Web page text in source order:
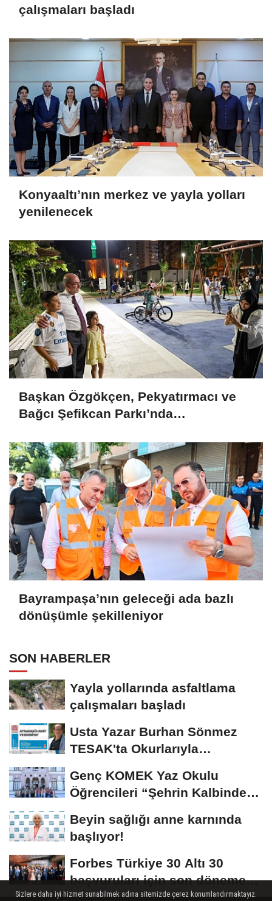
çalışmaları başladı
Konyaaltı’nın merkez ve yayla yolları
yenilenecek
Başkan Özgökçen, Pekyatırmacı ve
Bağcı Şefikcan Parkı’nda
Bayrampaşa’nın geleceği ada bazlı
dönüşümle şekilleniyor
SON HABERLER
Yayla yollarında asfaltlama
çalışmaları başladı
Usta Yazar Burhan Sönmez
TESAK'ta Okurlarıyla
Genç KOMEK Yaz Okulu
Öğrencileri “Şehrin Kalbinde
Beyin sağlığı anne karnında
başlıyor!
Forbes Türkiye 30 Altı 30
başvuruları için son dönemece
girildi!
Sizlere daha iyi hizmet sunabilmek adına sitemizde çerez konumlandırmaktayız.